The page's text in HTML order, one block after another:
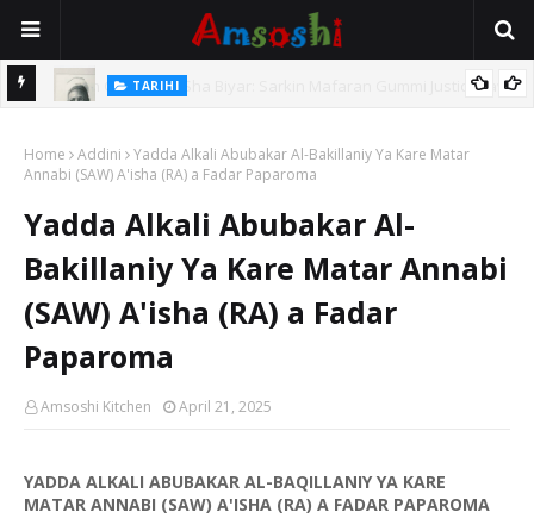
TARIHI
Usman Kure Bungudu
Home Addini
Yadda Alkali Abubakar Al-Bakillaniy Ya Kare Matar
Annabi (SAW) A'isha (RA) a Fadar Paparoma
Yadda Alkali Abubakar Al-
Bakillaniy Ya Kare Matar Annabi
(SAW) A'isha (RA) a Fadar
Paparoma
Amsoshi Kitchen April 21, 2025
YADDA ALKALI ABUBAKAR AL-BAQILLANIY YA KARE
MATAR ANNABI (SAW) A'ISHA (RA) A FADAR PAPAROMA